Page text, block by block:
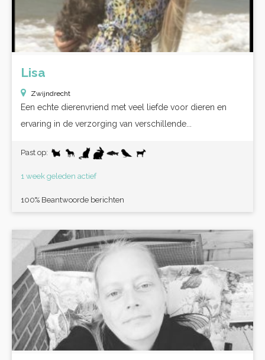
Lisa
Zwijndrecht
Een echte dierenvriend met veel liefde voor dieren en
ervaring in de verzorging van verschillende...
Past op:
1 week geleden actief
100% Beantwoorde berichten